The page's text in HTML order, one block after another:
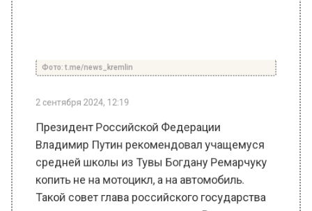
Владимир Путин рекомендовал учащемуся
средней школы из Тувы Богдану Ремарчуку
копить не на мотоцикл, а на автомобиль.
Такой совет глава российского государства
дал во время открытого урока «Разговоры о
важном» в средней школе № 20 г. Кызыла в